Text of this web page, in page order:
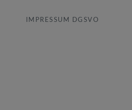
IMPRESSUM DGSVO